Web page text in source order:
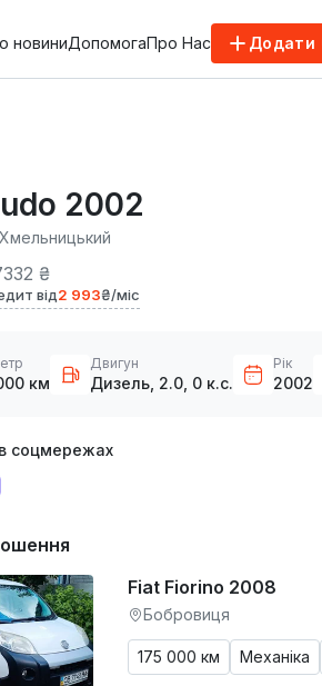
новиниДопомогаПро Нас Додати
2002
Хмельницький
₴
від2 993₴/міс
км
Двигун
Дизель, 2.0, 0 к.с.
Рік
2002
соцмережах
Fiat Fiorino 2008
Бобровиця
175 000 км Механіка